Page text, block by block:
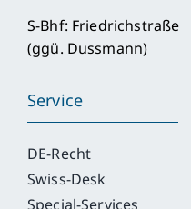
S-Bhf: Friedrichstraße
(ggü. Dussmann)
Service
DE-Recht
Swiss-Desk
Special-Services